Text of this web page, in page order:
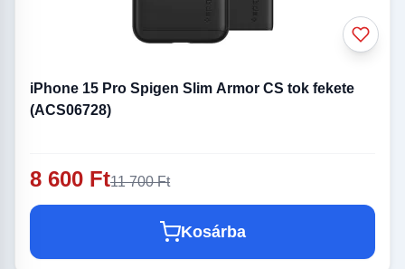
iPhone 15 Pro Spigen Slim Armor CS tok fekete
(ACS06728)
8 600 Ft11 700 Ft
Kosárba